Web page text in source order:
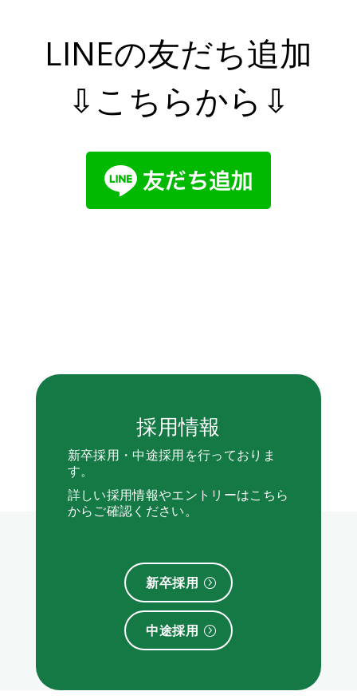
LINEの友だち追加
⇩こちらから⇩
採用情報
新卒採用・中途採用を行っておりま
す。
詳しい採用情報やエントリーはこちら
からご確認ください。
新卒採用
中途採用